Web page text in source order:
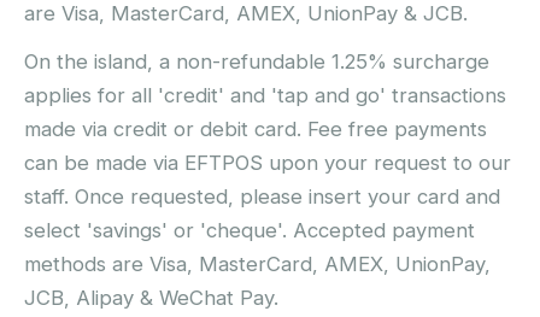
are Visa, MasterCard, AMEX, UnionPay & JCB.
On the island, a non-refundable 1.25% surcharge
applies for all 'credit' and 'tap and go' transactions
made via credit or debit card. Fee free payments
can be made via EFTPOS upon your request to our
staff. Once requested, please insert your card and
select 'savings' or 'cheque'. Accepted payment
methods are Visa, MasterCard, AMEX, UnionPay,
JCB, Alipay & WeChat Pay.